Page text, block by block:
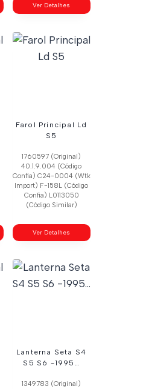
Ver Detalhes
Farol Principal Ld
S5
1760597 (Original)
40.1.9.004 (Código
Confia) C24-0004 (Wtk
Import) F-158L (Código
Confia) L0113050
(Código Similar)
Ver Detalhes
Lanterna Seta S4
S5 S6 -1995…
1349783 (Original)